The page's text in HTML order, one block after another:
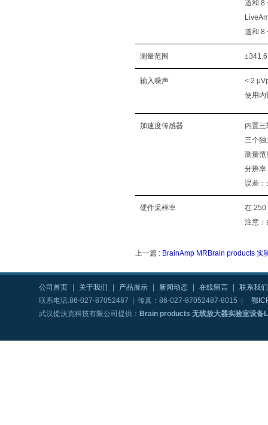
道和 8
道和 8
测量范围
输入噪声
< 2
使用内
加速度传感器
内置
三个独
测量范
分辨率
误差
硬件采样率
在 250
注意：
上一篇 : BrainAmp MRBrain products 实
公司首页 关于我们 产品展示 新闻动态 在线留言
联系我们
联系电话:86-027-87052487 | 传真：86-027-87052487-8015 |
鄂
武汉提沃克科技有限公司提供： Brain products 无线放大器实验室设备